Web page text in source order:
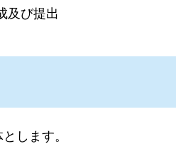
及び提出
します。